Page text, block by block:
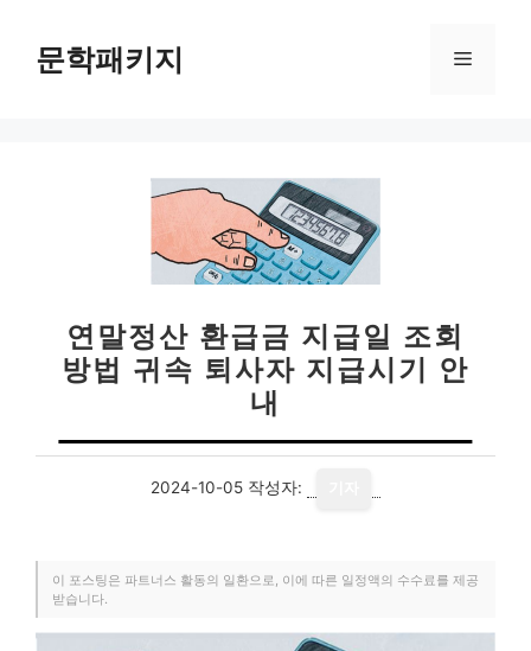
문학패키지 메
연말정산 환급금 지급일 조회
방법 귀속 퇴사자 지급시기 안
내
2024-10-05 작성자:
이 포스팅은 파트너스 활동의 일환으로, 이에 따른 일정액의 수수료를 제공
받습니다.